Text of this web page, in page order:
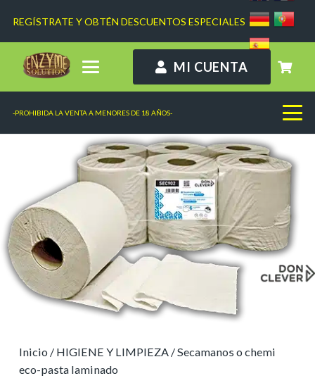
REGÍSTRATE Y OBTÉN DESCUENTOS ESPECIALES
MI CUENTA
-PROHIBIDA LA VENTA A MENORES DE 18 AÑOS-
Inicio / HIGIENE Y LIMPIEZA / Secamanos o chemi
eco-pasta laminado